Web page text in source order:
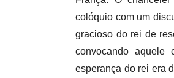
colóquio com um
gracioso do rei de
convocando aquele
esperança do rei era